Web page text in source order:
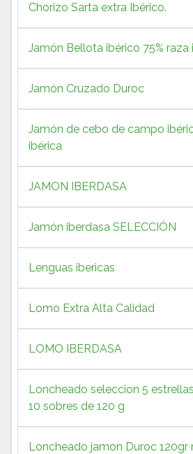
Chorizo Sarta extra Ibérico.
Jamón Bellota ibérico 75% raza
Jamón Cruzado Duroc
Jamón de cebo de campo
ibérica
JAMON IBERDASA
Jamón iberdasa SELECCIÓN
Lenguas ibericas
Lomo Extra Alta Calidad
LOMO IBERDASA
Loncheado seleccion 5
10 sobres de 120 g
Loncheado jamon Duroc 120gr